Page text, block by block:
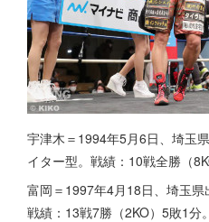
宇津木＝1994年5月6日、埼玉
イター型。戦績：10戦全勝（
富岡＝1997年4月18日、埼玉県
戦績：13戦7勝（2KO）5敗1分。